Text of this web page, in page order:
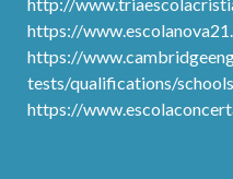
https://
https://
tests/qualifications/
https://